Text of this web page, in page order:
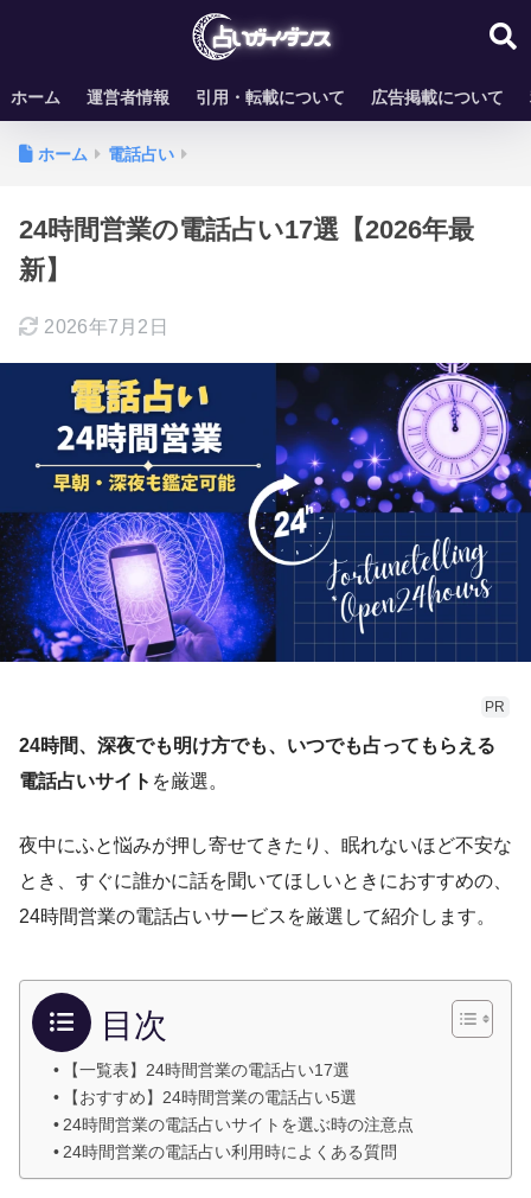
ホーム 運営者情報 引用・転載について 広告掲載について
ホーム 電話占い
24時間営業の電話占い17選【2026年最
新】
2026年7月2日
PR
24時間、深夜でも明け方でも、いつでも占ってもらえる
電話占いサイト を厳選。
夜中にふと悩みが押し寄せてきたり、眠れないほど不安な
とき、すぐに誰かに話を聞いてほしいときにおすすめの、
24時間営業の電話占いサービスを厳選して紹介します。
目次
【一覧表】24時間営業の電話占い17選
【おすすめ】24時間営業の電話占い5選
24時間営業の電話占いサイトを選ぶ時の注意点
24時間営業の電話占い利用時によくある質問